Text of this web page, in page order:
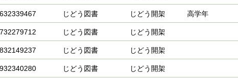
じどう図書 じどう開架 高学年
じどう図書 じどう開架
じどう図書 じどう開架
じどう図書 じどう開架